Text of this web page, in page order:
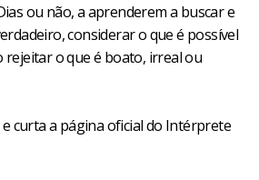
ou não, a aprenderem a buscar e
considerar o que é possível
rejeitar o que é boato, irreal ou
curta a página oficial do Intérprete